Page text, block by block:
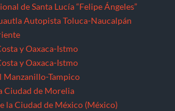
de Santa Lucía “Felipe Ángeles”
Autopista Toluca-Naucalpán
y Oaxaca-Istmo
y Oaxaca-Istmo
Tampico
Ciudad de Morelia
la Ciudad de México (México)